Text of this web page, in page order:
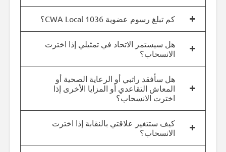
كم تبلغ رسوم عضوية CWA Local 1036؟
هل سيستمر الاتحاد في تمثيلي إذا اخترت
الانسحاب؟
هل سأفقد راتبي أو الرعاية الصحية أو
المعاش التقاعدي أو المزايا الأخرى إذا
اخترت الانسحاب؟
كيف ستتغير علاقتي بالنقابة إذا اخترت
الانسحاب؟